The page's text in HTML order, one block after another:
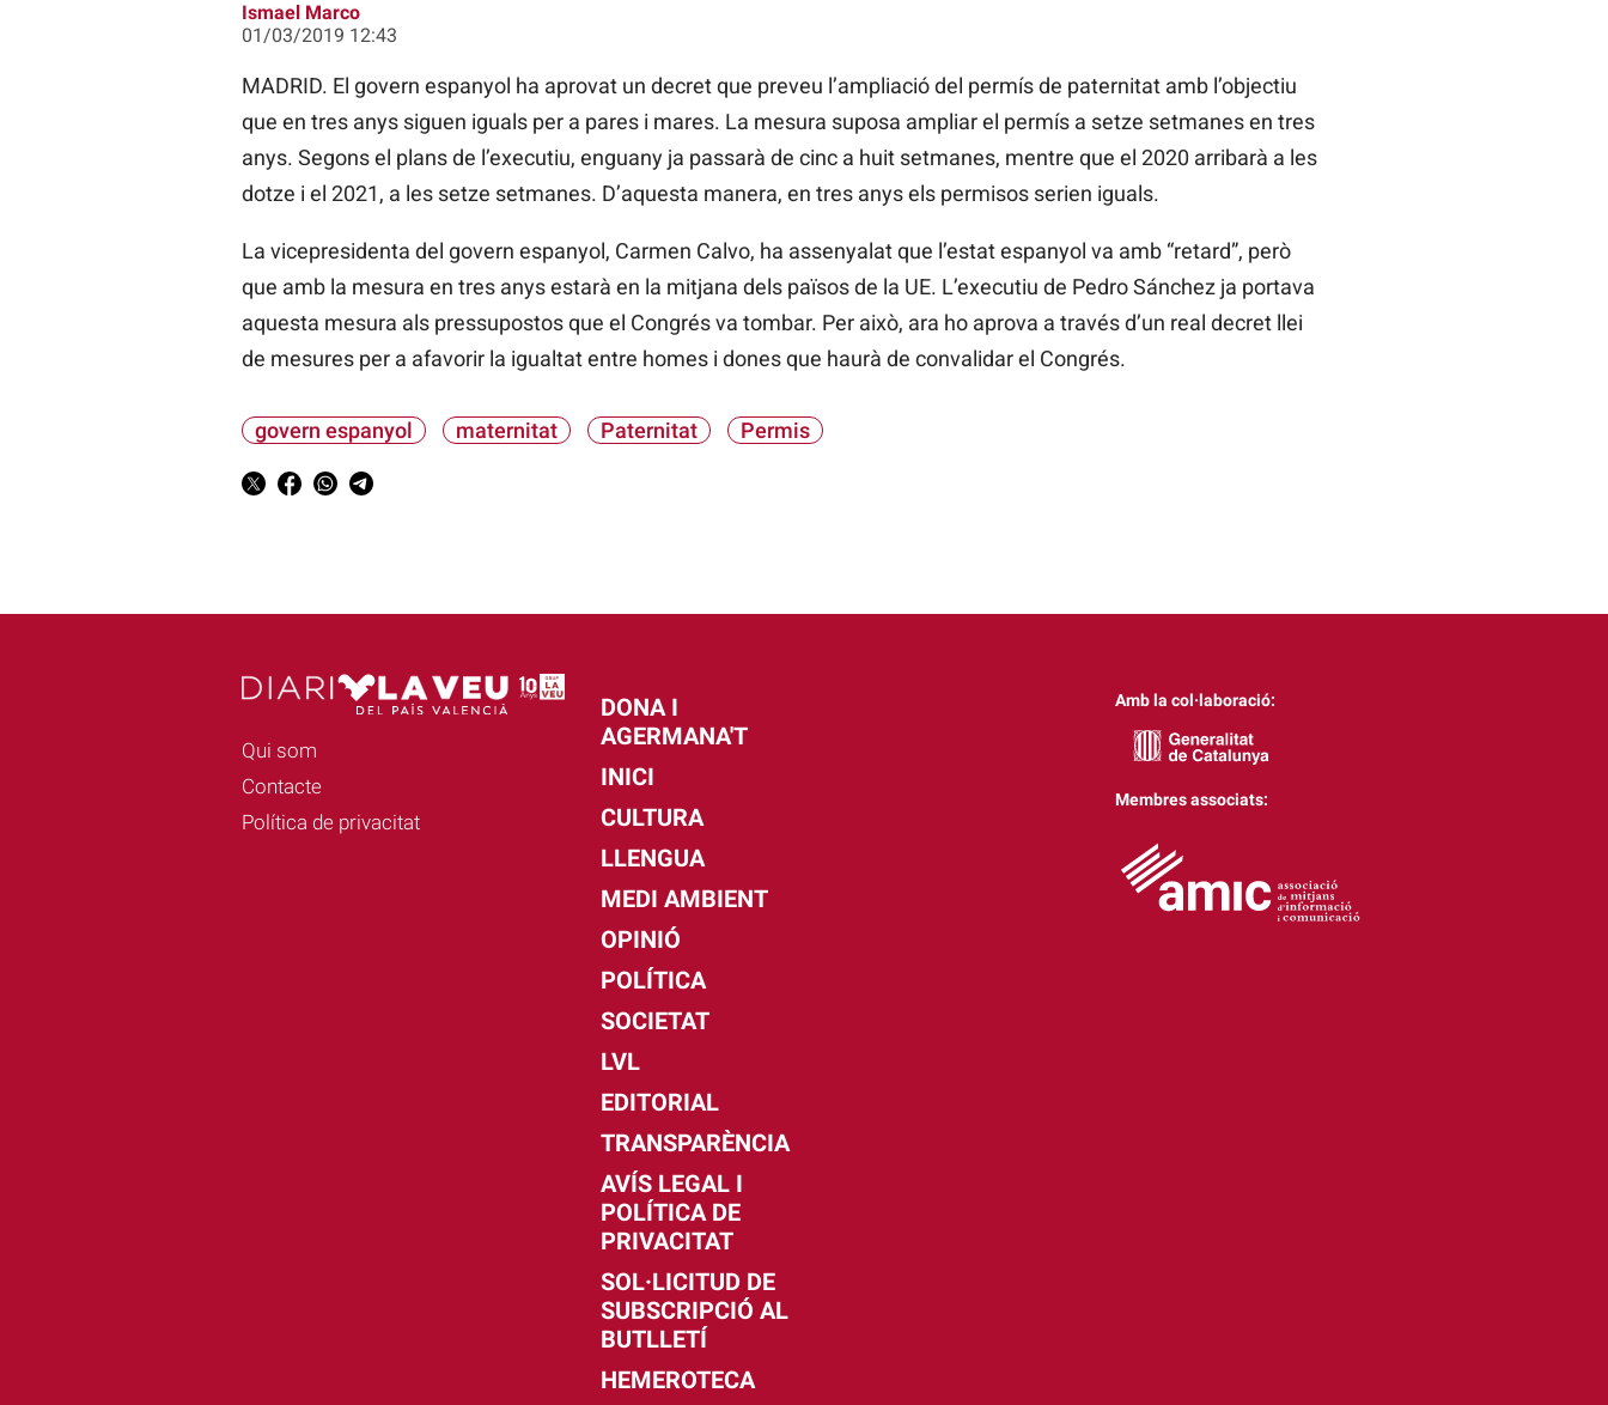
Ismael Marco
01/03/2019 12:43
MADRID. El govern espanyol ha aprovat un decret que preveu l’ampliació del permís de paternitat amb l’objectiu
que en tres anys siguen iguals per a pares i mares. La mesura suposa ampliar el permís a setze setmanes en tres
anys. Segons el plans de l’executiu, enguany ja passarà de cinc a huit setmanes, mentre que el 2020 arribarà a les
dotze i el 2021, a les setze setmanes. D’aquesta manera, en tres anys els permisos serien iguals.
La vicepresidenta del govern espanyol, Carmen Calvo, ha assenyalat que l’estat espanyol va amb “retard”, però
que amb la mesura en tres anys estarà en la mitjana dels països de la UE. L’executiu de Pedro Sánchez ja portava
aquesta mesura als pressupostos que el Congrés va tombar. Per això, ara ho aprova a través d’un real decret llei
de mesures per a afavorir la igualtat entre homes i dones que haurà de convalidar el Congrés.
govern espanyol maternitat Paternitat Permis
Qui som
Contacte
Política de privacitat
DONA I
AGERMANA'T
INICI
CULTURA
LLENGUA
MEDI AMBIENT
OPINIÓ
POLÍTICA
SOCIETAT
LVL
EDITORIAL
TRANSPARÈNCIA
AVÍS LEGAL I
POLÍTICA DE
PRIVACITAT
SOL·LICITUD DE
SUBSCRIPCIÓ AL
BUTLLETÍ
HEMEROTECA
Amb la col·laboració:
Membres associats: